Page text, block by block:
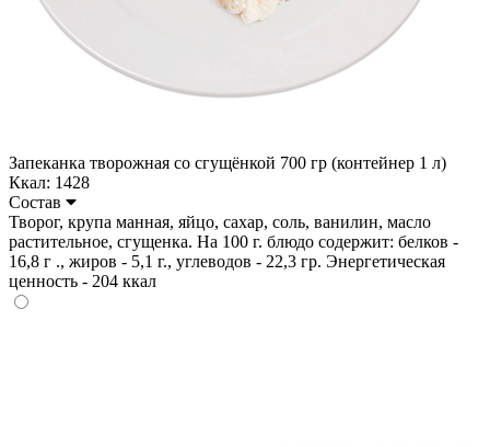
Запеканка творожная со сгущёнкой 700 гр (контейнер 1 л)
Ккал: 1428
Состав
Творог, крупа манная, яйцо, сахар, соль, ванилин, масло
растительное, сгущенка. На 100 г. блюдо содержит: белков -
16,8 г ., жиров - 5,1 г., углеводов - 22,3 гр. Энергетическая
ценность - 204 ккал